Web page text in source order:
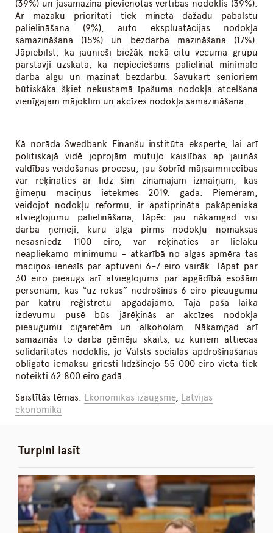
(39%) un jāsamazina pievienotās vērtības nodoklis (39%).
Ar mazāku prioritāti tiek minēta dažādu pabalstu
palielināšana (9%), auto ekspluatācijas nodokļa
samazināšana (15%) un bezdarba mazināšana (17%).
Jāpiebilst, ka jaunieši biežāk nekā citu vecuma grupu
pārstāvji uzskata, ka nepieciešams palielināt minimālo
darba algu un mazināt bezdarbu. Savukārt senioriem
būtiskāka šķiet nekustamā īpašuma nodokļa atcelšana
vienīgajam mājoklim un akcīzes nodokļa samazināšana.
Kā norāda Swedbank Finanšu institūta eksperte, lai arī
politiskajā vidē joprojām mutuļo kaislības ap jaunās
valdības veidošanas procesu, jau šobrīd mājsaimniecības
var rēķināties ar līdz šim zināmajām izmaiņām, kas
ģimeņu maciņus ietekmēs 2019. gadā. Piemēram,
veidojot nodokļu reformu, ir apstiprināta pakāpeniska
atvieglojumu palielināšana, tāpēc jau nākamgad visi
darba ņēmēji, kuru alga pirms nodokļu nomaksas
nesasniedz 1100 eiro, var rēķināties ar lielāku
neapliekamo minimumu – atkarībā no algas apmēra tas
maciņos ienesīs par aptuveni 6–7 eiro vairāk. Tāpat par
30 eiro pieaugs arī atvieglojums par apgādībā esošām
personām, kas “uz rokas” nodrošinās 6 eiro pieaugumu
par katru reģistrētu apgādājamo. Tajā pašā laikā
izdevumu pusē būs jārēķinās ar akcīzes nodokļa
pieaugumu cigaretēm un alkoholam. Nākamgad arī
samazinās to darba ņēmēju skaits, uz kuriem attiecas
solidaritātes nodoklis, jo Valsts sociālās apdrošināšanas
obligāto iemaksu griesti līdzšinējo 55 000 eiro vietā tiek
noteikti 62 800 eiro gadā.
Saistītās tēmas: Ekonomikas izaugsme, Latvijas
ekonomika
Turpini lasīt